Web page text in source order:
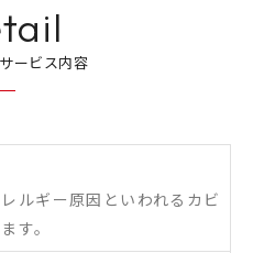
ービス内容
ルギー原因といわれるカビ
す。